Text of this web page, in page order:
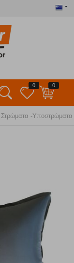
0 0
Στρώματα -Υποστρώματα